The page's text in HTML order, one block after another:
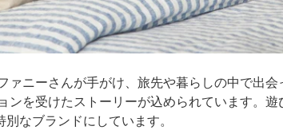
ァニーさんが手がけ、旅先や暮らしの中で出
ンを受けたストーリーが込められています。
なブランドにしています。